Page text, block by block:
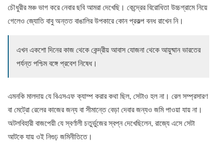
চৌধুরীর মঞ্চ ভাগ করে নেবার ছবি আমরা দেখেছি। কেন্দ্রের বিরোধিতা উচ্চগ্রামে নিয়ে
গেলেও জ্যোতি বাবু অন্তত বাঙালির উপকারে কোন প্রকল্প বনধ রাখেন নি।
এখন একশো দিনের কাজ থেকে কেন্দ্রীয় আবাস যোজনা থেকে আয়ুষ্মান ভারতের
পর্যন্ত পশ্চিম বঙ্গে প্রবেশ নিষেধ।
এমনকি মালদায় যে বিএসএফ ক্যাম্প করার কথা ছিল, সেটাও হল না। রেল সম্প্রসারণ
বা মেট্রো রেলের কাজের জন্য বা সীমান্তে বেড়া দেবার জন্যও জমি পাওয়া যায় না।
অটলবিহারী বাজপেয়ী যে স্বর্ণালী চতুর্ভুজের স্বপ্ন দেখেছিলেন, রাজ্যে এসে সেটা
আটকে যায় ওই নিগুঢ় জমিনীতিতে।